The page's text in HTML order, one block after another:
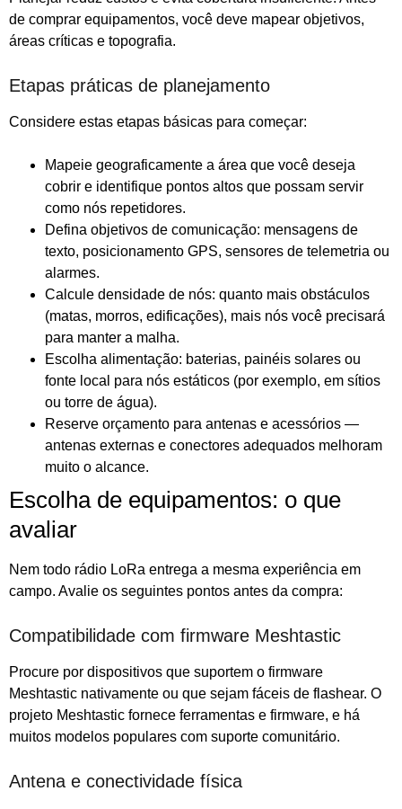
de comprar equipamentos, você deve mapear objetivos,
áreas críticas e topografia.
Etapas práticas de planejamento
Considere estas etapas básicas para começar:
Mapeie geograficamente a área que você deseja
cobrir e identifique pontos altos que possam servir
como nós repetidores.
Defina objetivos de comunicação: mensagens de
texto, posicionamento GPS, sensores de telemetria ou
alarmes.
Calcule densidade de nós: quanto mais obstáculos
(matas, morros, edificações), mais nós você precisará
para manter a malha.
Escolha alimentação: baterias, painéis solares ou
fonte local para nós estáticos (por exemplo, em sítios
ou torre de água).
Reserve orçamento para antenas e acessórios —
antenas externas e conectores adequados melhoram
muito o alcance.
Escolha de equipamentos: o que
avaliar
Nem todo rádio LoRa entrega a mesma experiência em
campo. Avalie os seguintes pontos antes da compra:
Compatibilidade com firmware Meshtastic
Procure por dispositivos que suportem o firmware
Meshtastic nativamente ou que sejam fáceis de flashear. O
projeto Meshtastic fornece ferramentas e firmware, e há
muitos modelos populares com suporte comunitário.
Antena e conectividade física